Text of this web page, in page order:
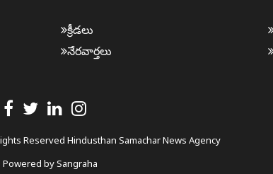
క్రీడ‌లు
నేర‌వార్త‌లు
Reserved Hindusthan Samachar News Agency
Powered bySangraha